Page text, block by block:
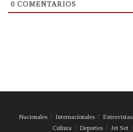
0 COMENTARIOS
Nacionales Internacionales Entrevistas
Cultura
Deportes Jet Set